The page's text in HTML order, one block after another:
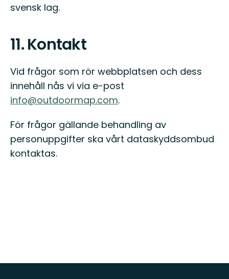
svensk lag.
11. Kontakt
Vid frågor som rör webbplatsen och dess
innehåll nås vi via e-post
info@outdoormap.com.
För frågor gällande behandling av
personuppgifter ska vårt dataskyddsombud
kontaktas.